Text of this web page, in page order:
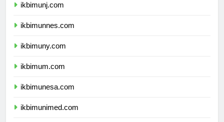
ikbimunj.com
ikbimunnes.com
ikbimuny.com
ikbimum.com
ikbimunesa.com
ikbimunimed.com